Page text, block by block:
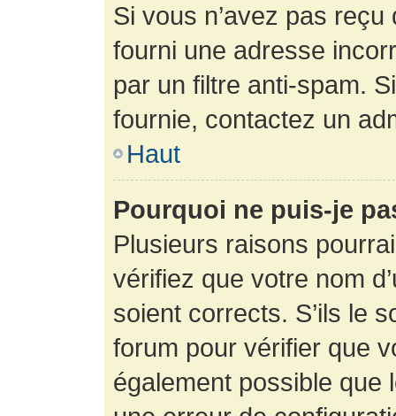
Si vous n’avez pas
fourni une adresse
par un filtre anti-spam.
fournie, contactez un
Haut
Pourquoi ne puis-je
Plusieurs raisons
vérifiez que votre nom
soient corrects. S’ils le
forum pour vérifier que
également possible que